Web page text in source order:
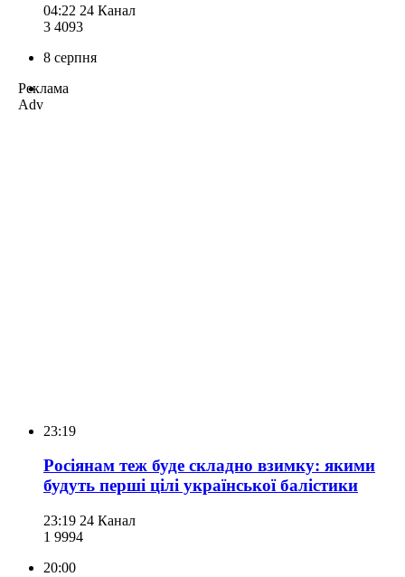
04:22 24 Канал
3 4093
8 серпня
Реклама
Adv
23:19
Росіянам теж буде складно взимку: якими
будуть перші цілі української балістики
23:19 24 Канал
1 9994
20:00